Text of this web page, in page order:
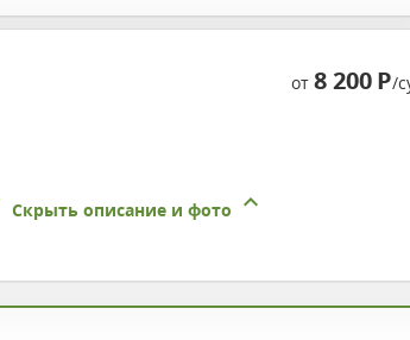
от8 200Р/
Скрыть описание и фото